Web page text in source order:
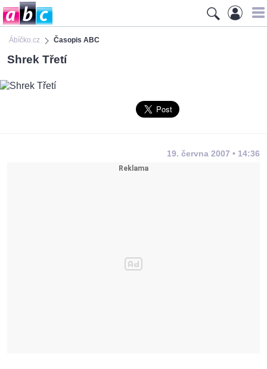
Ábíčko.cz Časopis ABC
Shrek Třetí
19. června 2007 • 14:36